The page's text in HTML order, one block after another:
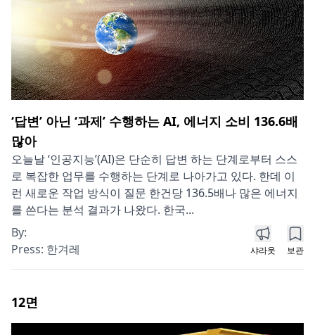
‘답변’ 아닌 ‘과제’ 수행하는 AI, 에너지 소비 136.6배
많아
오늘날 ‘인공지능’(AI)은 단순히 답변 하는 단계로부터 스스
로 복잡한 업무를 수행하는 단계로 나아가고 있다. 한데 이
런 새로운 작업 방식이 질문 한건당 136.5배나 많은 에너지
를 쓴다는 분석 결과가 나왔다. 한국...
By:
Press: 한겨레 샤라웃 보관
12면